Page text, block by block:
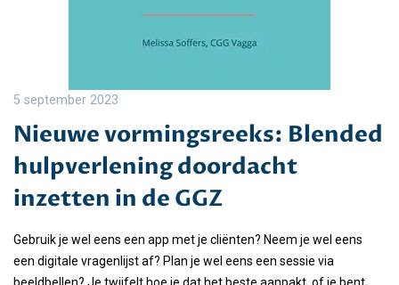
5 september 2023
Nieuwe vormingsreeks: Blended
hulpverlening doordacht
inzetten in de GGZ
Gebruik je wel eens een app met je cliënten? Neem je wel eens
een digitale vragenlijst af? Plan je wel eens een sessie via